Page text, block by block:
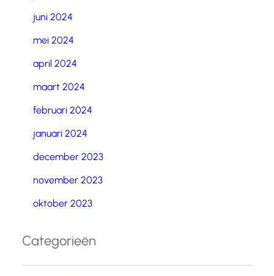
juni 2024
mei 2024
april 2024
maart 2024
februari 2024
januari 2024
december 2023
november 2023
oktober 2023
Categorieën